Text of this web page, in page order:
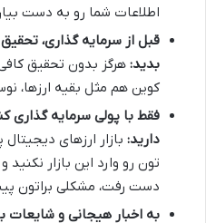
اطلاعات شما رو به دست
بدید: هرگز بدون تحقیق
کوین هم مثل بقیه ارزها،
فقط با پولی سرمایه گذاری
دارید: بازار ارزهای
تون رو وارد این بازار
دست رفت، مشکلی براتون
به اخبار هیجانی و شایعات